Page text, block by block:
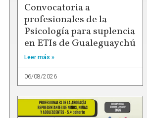
Convocatoria a
profesionales de la
Psicología para suplencia
en ETIs de Gualeguaychú
Leer más »
06/08/2026